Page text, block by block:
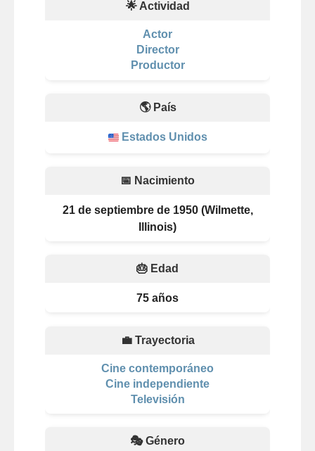
🌟 Actividad
Actor
Director
Productor
🌎 País
Estados Unidos
📅 Nacimiento
21 de septiembre de 1950 (Wilmette,
Illinois)
🎂 Edad
75 años
💼 Trayectoria
Cine contemporáneo
Cine independiente
Televisión
🎭 Género